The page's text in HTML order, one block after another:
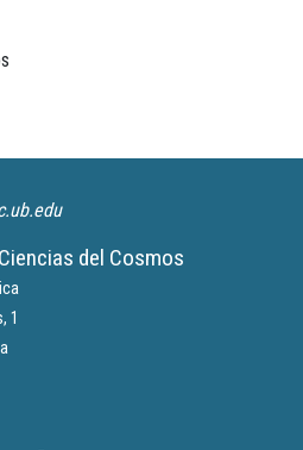
del Cosmos
1